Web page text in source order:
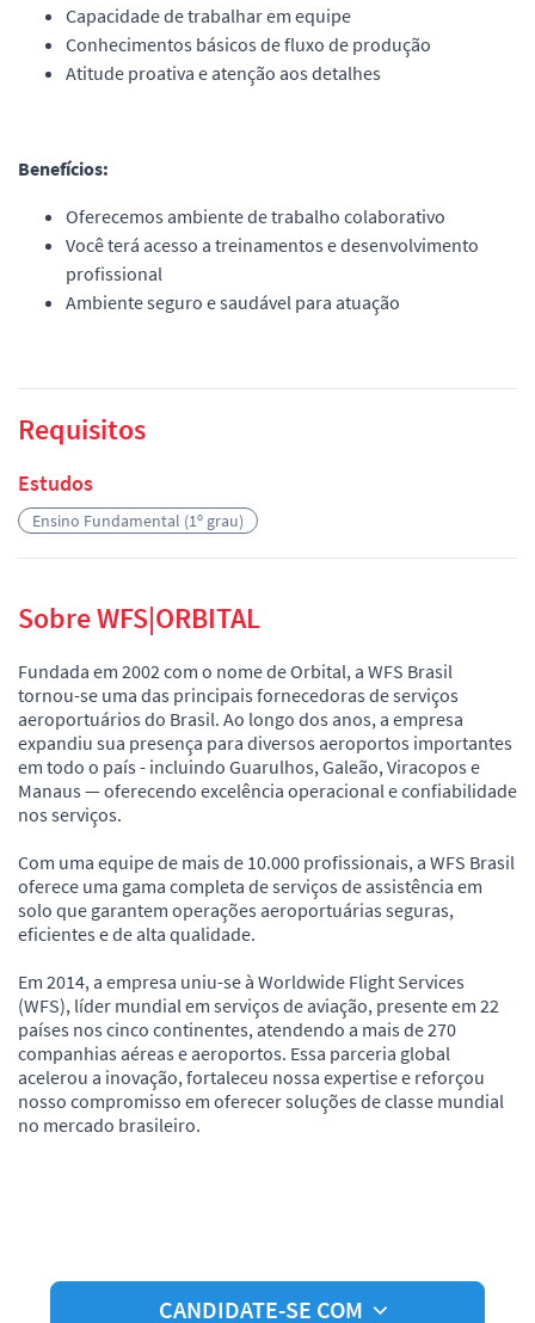
Capacidade de trabalhar em equipe
Conhecimentos básicos de fluxo de produção
Atitude proativa e atenção aos detalhes
Benefícios:
Oferecemos ambiente de trabalho colaborativo
Você terá acesso a treinamentos e desenvolvimento
profissional
Ambiente seguro e saudável para atuação
Requisitos
Estudos
Ensino Fundamental (1º grau)
Sobre WFS|ORBITAL
Fundada em 2002 com o nome de Orbital, a WFS Brasil
tornou-se uma das principais fornecedoras de serviços
aeroportuários do Brasil. Ao longo dos anos, a empresa
expandiu sua presença para diversos aeroportos importantes
em todo o país - incluindo Guarulhos, Galeão, Viracopos e
Manaus — oferecendo excelência operacional e confiabilidade
nos serviços.
Com uma equipe de mais de 10.000 profissionais, a WFS Brasil
oferece uma gama completa de serviços de assistência em
solo que garantem operações aeroportuárias seguras,
eficientes e de alta qualidade.
Em 2014, a empresa uniu-se à Worldwide Flight Services
(WFS), líder mundial em serviços de aviação, presente em 22
países nos cinco continentes, atendendo a mais de 270
companhias aéreas e aeroportos. Essa parceria global
acelerou a inovação, fortaleceu nossa expertise e reforçou
nosso compromisso em oferecer soluções de classe mundial
no mercado brasileiro.
CANDIDATE-SE COM